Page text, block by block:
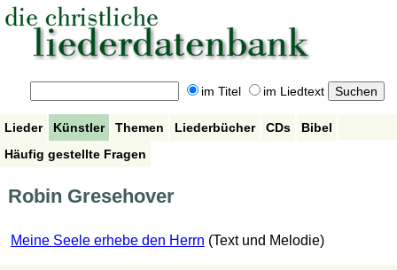
im Titel im Liedtext
Lieder Künstler Themen Liederbücher CDs
Bibel
Häufig gestellte Fragen
Robin Gresehover
Meine Seele erhebe den Herrn (Text und Melodie)